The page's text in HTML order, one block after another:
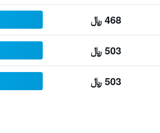
468 ﷼
503 ﷼
503 ﷼